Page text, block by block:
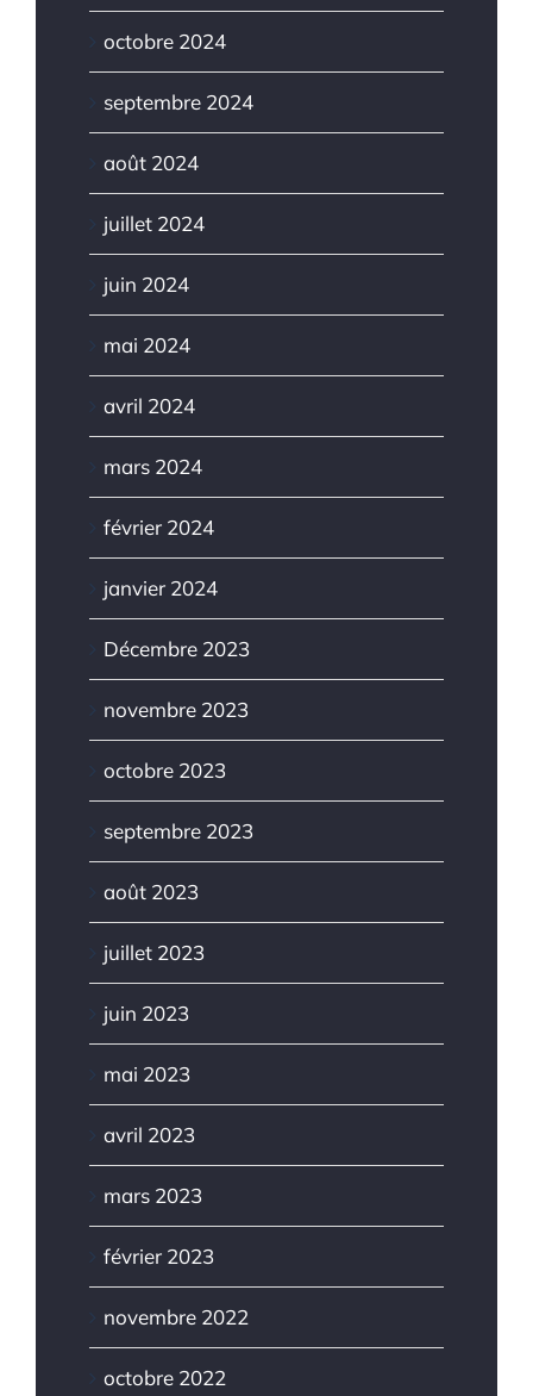
octobre 2024
septembre 2024
août 2024
juillet 2024
juin 2024
mai 2024
avril 2024
mars 2024
février 2024
janvier 2024
Décembre 2023
novembre 2023
octobre 2023
septembre 2023
août 2023
juillet 2023
juin 2023
mai 2023
avril 2023
mars 2023
février 2023
novembre 2022
octobre 2022